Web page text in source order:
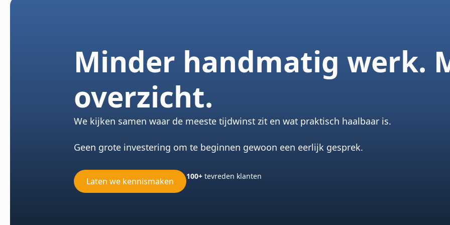
Minder handmatig werk.
overzicht.
We kijken samen waar de meeste tijdwinst zit en wat praktisch haalbaar is.
Geen grote investering om te beginnen gewoon een eerlijk gesprek.
Laten we kennismaken 100+ tevreden klanten